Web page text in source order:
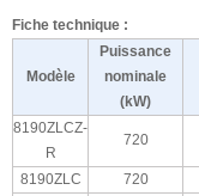
Fiche technique :
Modèle
Puissance
nominale
(kW)
8190ZLCZ-
R
720
8190ZLC 720